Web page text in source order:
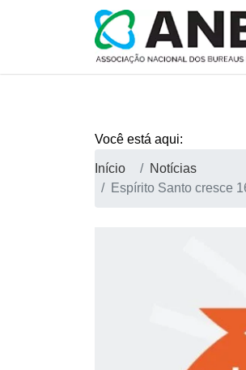
Você está aqui:
Início
Notícias
Espírito Santo cresce